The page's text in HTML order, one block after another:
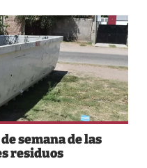
semana de las
residuos